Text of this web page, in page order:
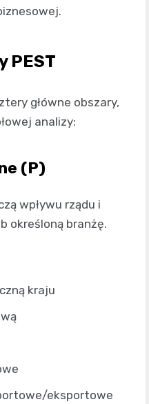
PEST
główne obszary,
analizy:
(P)
wpływu rządu i
określoną branżę.
kraju
eksportowe